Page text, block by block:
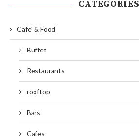
CATEGORIES
Cafe' & Food
Buffet
Restaurants
rooftop
Bars
Cafes